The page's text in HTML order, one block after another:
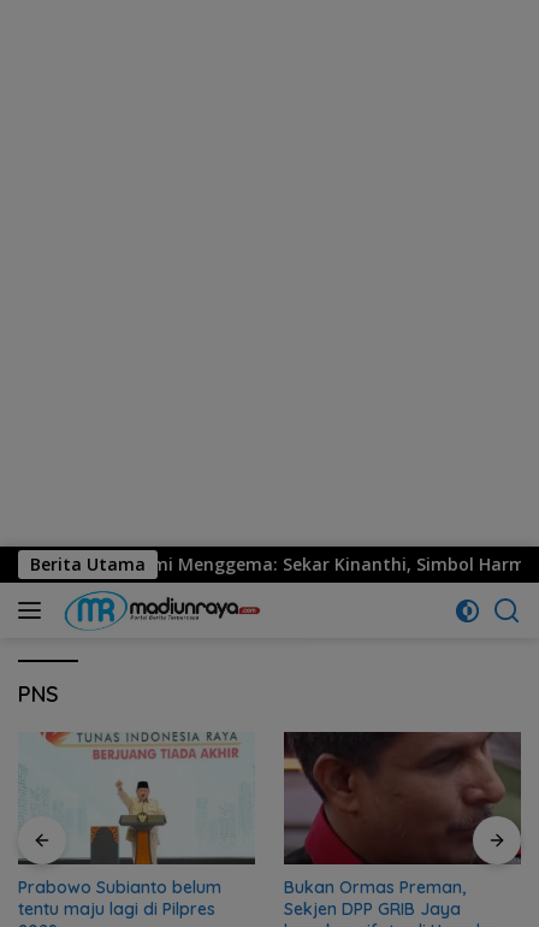
Berita UtamaResmi Menggema: Sekar Kinanthi, Simbol Harmoni
PNS
Prabowo Subianto belum
tentu maju lagi di Pilpres
Bukan Ormas Preman,
Sekjen DPP GRIB Jaya